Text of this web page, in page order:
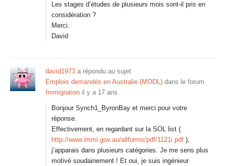
Les stages d’études de plusieurs mois sont-il pris en
considération ?
Merci.
David
david1973 a répondu au sujet
Emplois demandés en Australie (MODL) dans le forum
Immigration il y a 17 ans
Bonjour Synch1_ByronBay et merci pour votre
réponse.
Effectivement, en regardant sur la SOL list (
http://www.immi.gov.au/allforms/pdf/1121i.pdf ),
j’apparais dans plusieurs catégories. Je me sens plus
motivé soudainement ! Et oui, je suis ingénieur